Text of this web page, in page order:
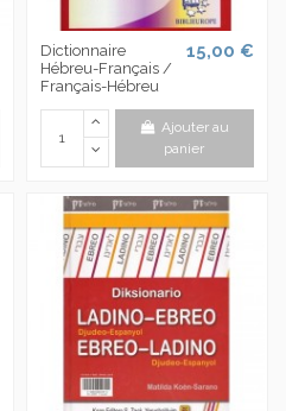
Dictionnaire
Hébreu-Français /
Français-Hébreu
15,00 €
Ajouter au
panier